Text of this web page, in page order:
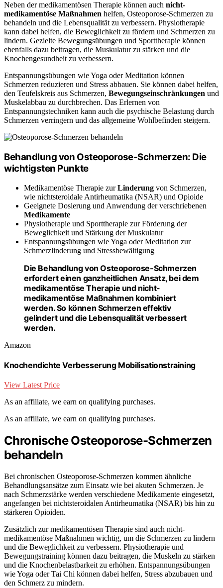
Neben der medikamentösen Therapie können auch nicht-
medikamentöse Maßnahmen helfen, Osteoporose-Schmerzen zu
behandeln und die Lebensqualität zu verbessern. Physiotherapie
kann dabei helfen, die Beweglichkeit zu fördern und Schmerzen zu
lindern. Gezielte Bewegungsübungen und Sporttherapie können
ebenfalls dazu beitragen, die Muskulatur zu stärken und die
Knochengesundheit zu verbessern.
Entspannungsübungen wie Yoga oder Meditation können
Schmerzen reduzieren und Stress abbauen. Sie können dabei helfen,
den Teufelskreis aus Schmerzen, Bewegungseinschränkungen und
Muskelabbau zu durchbrechen. Das Erlernen von
Entspannungstechniken kann auch die psychische Belastung durch
Schmerzen verringern und das allgemeine Wohlbefinden steigern.
Behandlung von Osteoporose-Schmerzen: Die
wichtigsten Punkte
Medikamentöse Therapie zurLinderung von Schmerzen,
wie nichtsteroidale Antirheumatika (NSAR) und Opioide
Geeignete Dosierung und Anwendung der verschriebenen
Medikamente
Physiotherapie und Sporttherapie zur Förderung der
Beweglichkeit und Stärkung der Muskulatur
Entspannungsübungen wie Yoga oder Meditation zur
Schmerzlinderung und Stressbewältigung
Die Behandlung von Osteoporose-Schmerzen
erfordert einen ganzheitlichen Ansatz, bei dem
medikamentöse Therapie und nicht-
medikamentöse Maßnahmen kombiniert
werden. So können Schmerzen effektiv
gelindert und die Lebensqualität verbessert
werden.
Amazon
Knochendichte Verbesserung Mobilisationstraining
View Latest Price
As an affiliate, we earn on qualifying purchases.
As an affiliate, we earn on qualifying purchases.
Chronische Osteoporose-Schmerzen
behandeln
Bei chronischen Osteoporose-Schmerzen kommen ähnliche
Behandlungsansätze zum Einsatz wie bei akuten Schmerzen. Je
nach Schmerzstärke werden verschiedene Medikamente eingesetzt,
angefangen bei nichtsteroidalen Antirheumatika (NSAR) bis hin zu
stärkeren Opioiden.
Zusätzlich zur medikamentösen Therapie sind auch nicht-
medikamentöse Maßnahmen wichtig, um die Schmerzen zu lindern
und die Beweglichkeit zu verbessern. Physiotherapie und
Bewegungstraining können dazu beitragen, die Muskeln zu stärken
und die Knochenbelastbarkeit zu erhöhen. Entspannungsübungen
wie Yoga oder Tai Chi können dabei helfen, Stress abzubauen und
den Schmerz zu mindern.